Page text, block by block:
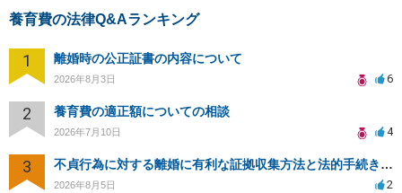
養育費の法律Q&Aランキング
1 離婚時の公正証書の内容について
2026年8月3日 6
2 養育費の適正額についての相談
2026年7月10日 4
3 不貞行為に対する離婚に有利な証拠収集方法と法的手続きについて
2026年8月5日 2